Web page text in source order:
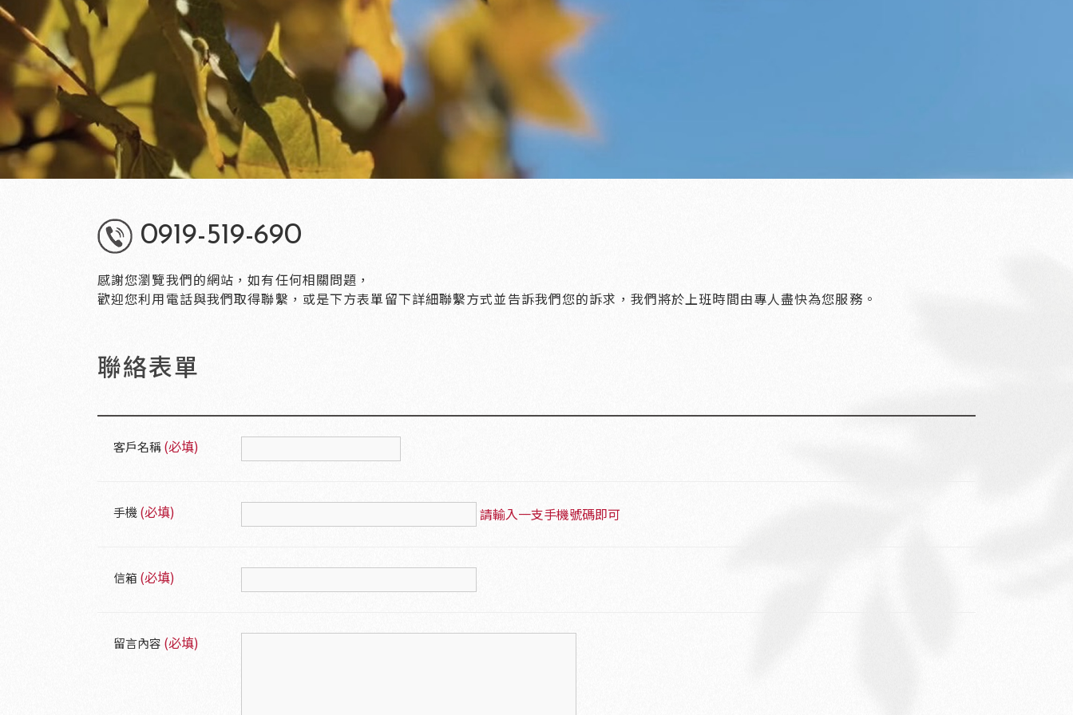
0919-519-690
感謝您瀏覽我們的網站，如有任何相關問題，
歡迎您利用電話與我們取得聯繫，或是下方表單留下詳細聯繫方式並告訴我們您的訴求，我們將於上班時間由專人盡快為您服務。
聯絡表單
客戶名稱(必填)
手機(必填) 請輸入一支手機號碼即可
信箱 (必填)
留言內容 (必填)